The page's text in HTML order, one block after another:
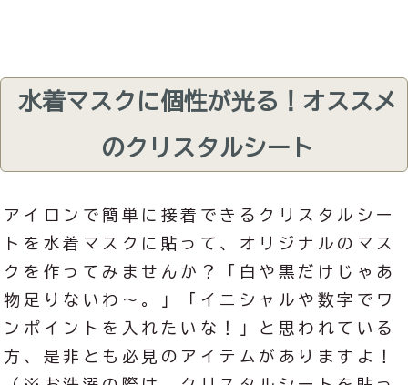
水着マスクに個性が光る！オススメ
のクリスタルシート
アイロンで簡単に接着できるクリスタルシー
トを水着マスクに貼って、オリジナルのマス
クを作ってみませんか？「白や黒だけじゃあ
物足りないわ～。」「イニシャルや数字でワ
ンポイントを入れたいな！」と思われている
方、是非とも必見のアイテムがありますよ！